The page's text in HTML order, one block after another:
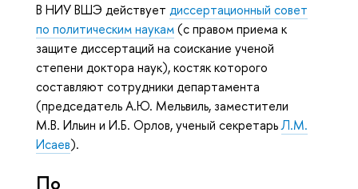
В НИУ ВШЭ действует диссертационный совет
по политическим наукам(с правом приема к
защите диссертаций на соискание ученой
степени доктора наук), костяк которого
составляют сотрудники департамента
(председатель А.Ю. Мельвиль, заместители
М.В. Ильин и И.Б. Орлов, ученый секретарьЛ.М.
Исаев).
По